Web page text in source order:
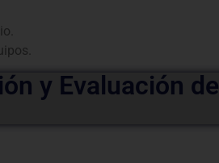
y Evaluación de